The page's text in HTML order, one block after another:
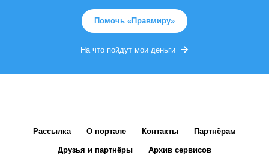
Помочь «Правмиру»
На что пойдут мои деньги
Рассылка О портале Контакты Партнёрам
Друзья и партнёры Архив сервисов